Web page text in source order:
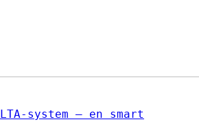
system – en smart